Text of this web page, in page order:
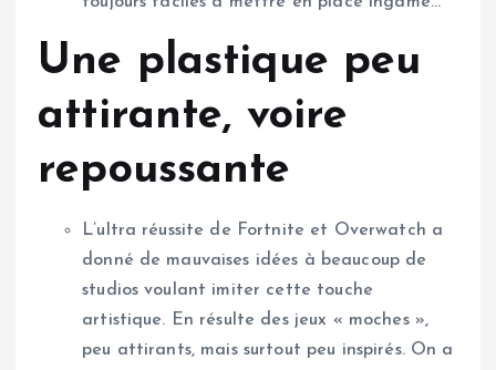
Une plastique peu
attirante, voire
repoussante
L’ultra réussite de Fortnite et Overwatch a
donné de mauvaises idées à beaucoup de
studios voulant imiter cette touche
artistique. En résulte des jeux « moches »,
peu attirants, mais surtout peu inspirés. On a